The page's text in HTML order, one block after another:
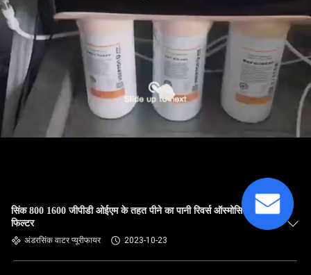
सिंक 800 1600 जीपीडी ओईएम के तहत पीने का पानी रिवर्स ऑस्मोसिस वॉटर
फिल्टर
अंडरसिंक वाटर प्यूरीफायर 2023-10-23